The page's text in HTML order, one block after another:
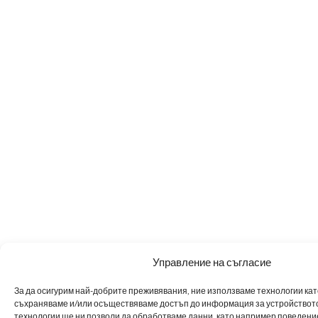
Управление на съгласие
За да осигурим най-добрите преживявания, ние използваме технологии
съхраняваме и/или осъществяваме достъп до информация за